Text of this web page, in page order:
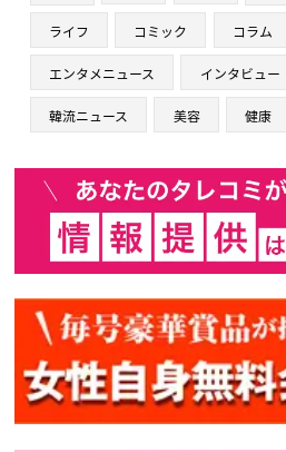
ライフ コミック コラム
エンタメニュース インタビュー
韓流ニュース 美容 健康